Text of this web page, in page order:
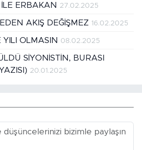
ERBAKAN 27.02.2025
AKIŞ DEĞİŞMEZ 16.02.2025
YILI OLMASIN 08.02.2025
SİYONİSTİN, BURASI
20.01.2025